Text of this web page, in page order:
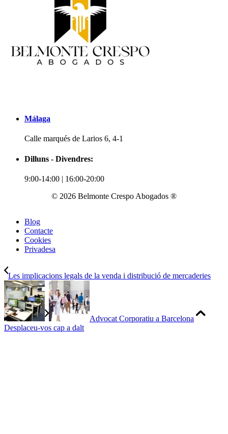
Málaga
Calle marqués de Larios 6, 4-1
Dilluns - Divendres:
9:00-14:00 | 16:00-20:00
© 2026 Belmonte Crespo Abogados ®
Blog
Contacte
Cookies
Privadesa
Les implicacions legals de la venda i distribució de mercaderies
Advocat Corporatiu a Barcelona
Desplaceu-vos cap a dalt